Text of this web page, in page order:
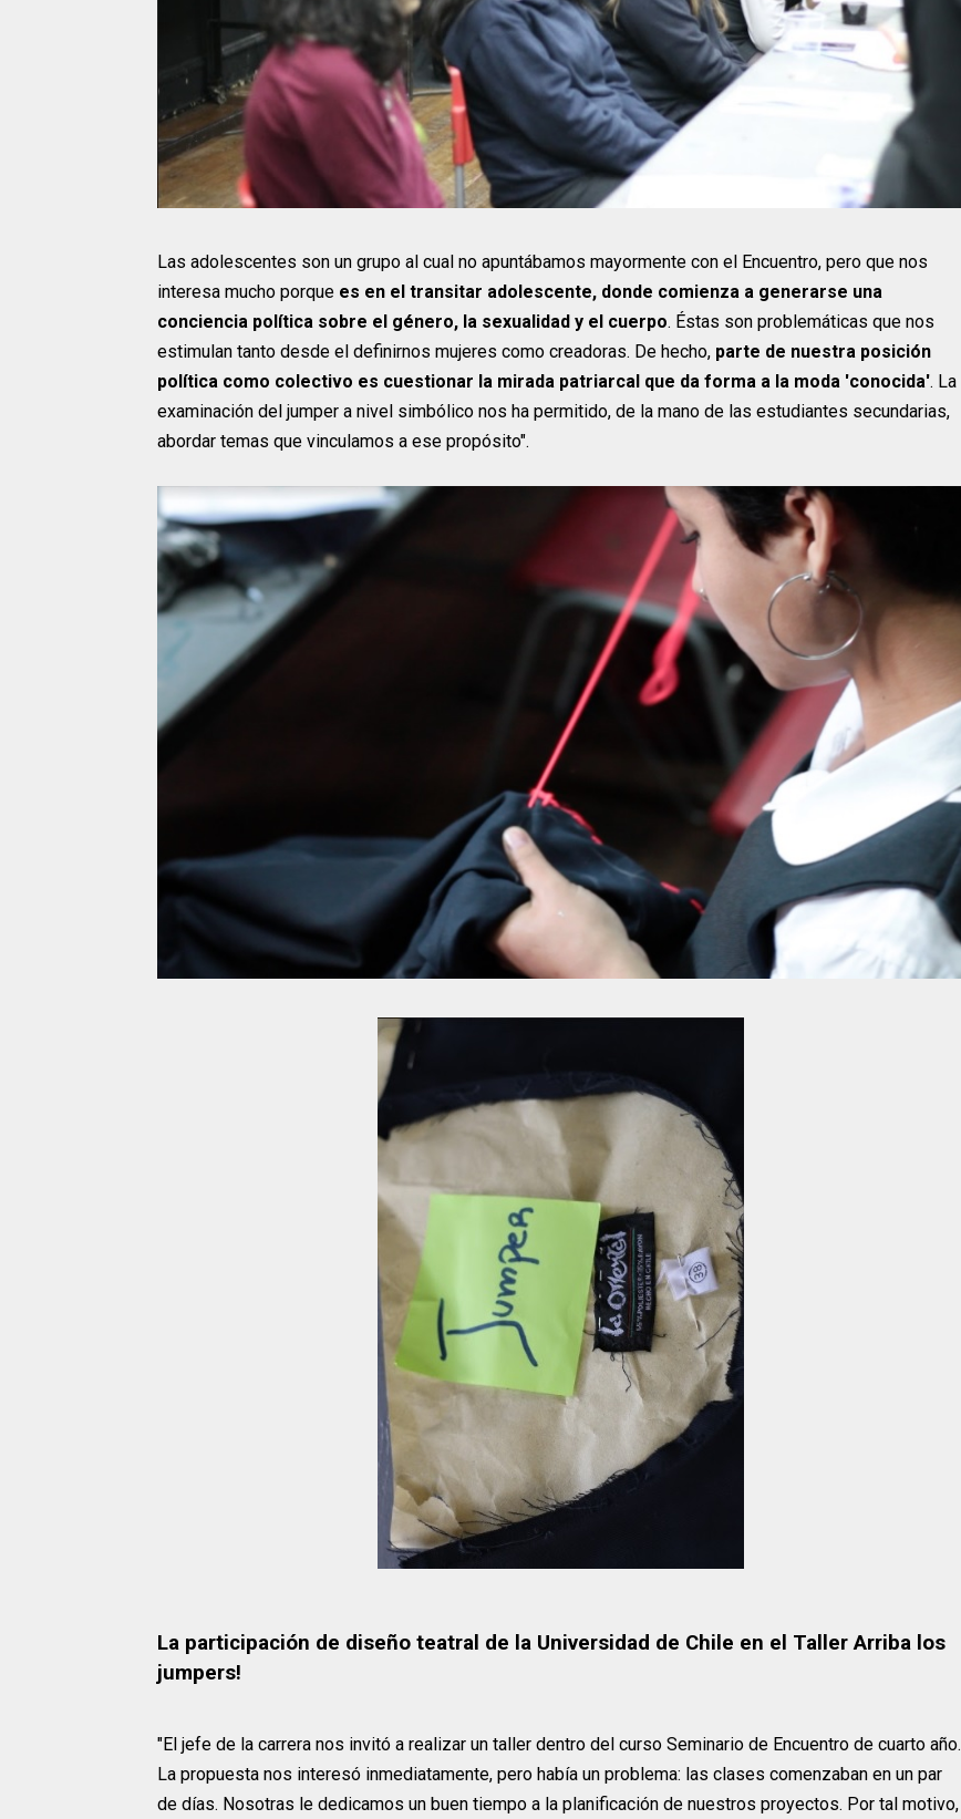
Las adolescentes son un grupo al cual no apuntábamos mayormente con el Encuentro, pero que nos
interesa mucho porque es en el transitar adolescente, donde comienza a generarse una
conciencia política sobre el género, la sexualidad y el cuerpo. Éstas son problemáticas que nos
estimulan tanto desde el definirnos mujeres como creadoras. De hecho, parte de nuestra posición
política como colectivo es cuestionar la mirada patriarcal que da forma a la moda 'conocida'. La
examinación del jumper a nivel simbólico nos ha permitido, de la mano de las estudiantes secundarias,
abordar temas que vinculamos a ese propósito".
La participación de diseño teatral de la Universidad de Chile en el Taller Arriba los
jumpers!
"El jefe de la carrera nos invitó a realizar un taller dentro del curso Seminario de Encuentro de cuarto año.
La propuesta nos interesó inmediatamente, pero había un problema: las clases comenzaban en un par
de días. Nosotras le dedicamos un buen tiempo a la planificación de nuestros proyectos. Por tal motivo,